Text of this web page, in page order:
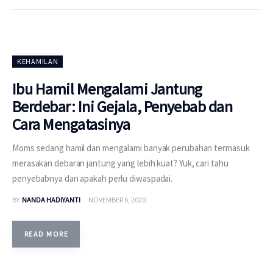
KEHAMILAN
Ibu Hamil Mengalami Jantung
Berdebar: Ini Gejala, Penyebab dan
Cara Mengatasinya
Moms sedang hamil dan mengalami banyak perubahan termasuk
merasakan debaran jantung yang lebih kuat? Yuk, cari tahu
penyebabnya dan apakah perlu diwaspadai.
BY NANDA HADIYANTI NOVEMBER 6, 2020
READ MORE